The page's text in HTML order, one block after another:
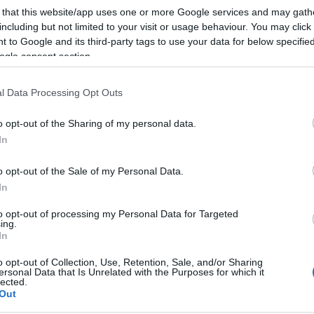
that this website/app uses one or more Google services and may
but not limited to your visit or usage behaviour. You may
to Google and its third-party tags to use your data for below
consent section.
Data Processing Opt Outs
opt-out of the Sharing of my personal data.
opt-out of the Sale of my Personal Data.
opt-out of processing my Personal Data for Targeted
opt-out of Collection, Use, Retention, Sale, and/or Sharing
Data that Is Unrelated with the Purposes for which it
vágy
(42)
várni
(65)
a
ez öröklődik is, igaz, az én családomban senki sem szenvedett ebben a